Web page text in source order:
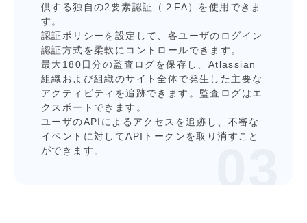
供する独⾃の2要素認証（２FA）を使⽤できま
す。
認証ポリシーを設定して、各ユーザのログイン
認証⽅式を柔軟にコントロールできます。
最⼤180⽇分の監査ログを保存し、Atlassian
組織および組織のサイト全体で発⽣した主要な
アクティビティを追跡できます。監査ログはエ
クスポートできます。
ユーザのAPIによるアクセスを追跡し、不審な
イベントに対してAPIトークンを取り消すこと
ができます。